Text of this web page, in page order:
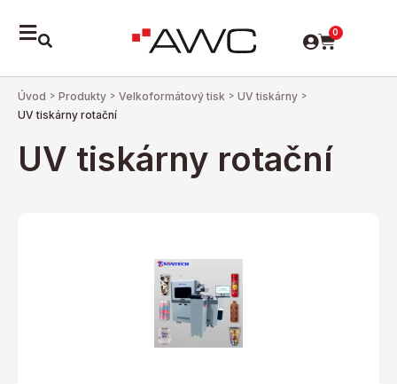
0
Úvod > Produkty > Velkoformátový tisk > UV tiskárny >
UV tiskárny rotační
UV tiskárny rotační